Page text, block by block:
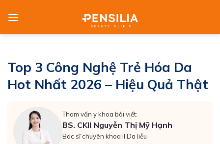
Top 3 Công Nghệ Trẻ Hóa Da
Hot Nhất 2026 – Hiệu Quả Thật
Tham vấn y khoa bài viết:
BS. CKII Nguyễn Thị Mỹ Hạnh
Bác sĩ chuyên khoa II Da liễu